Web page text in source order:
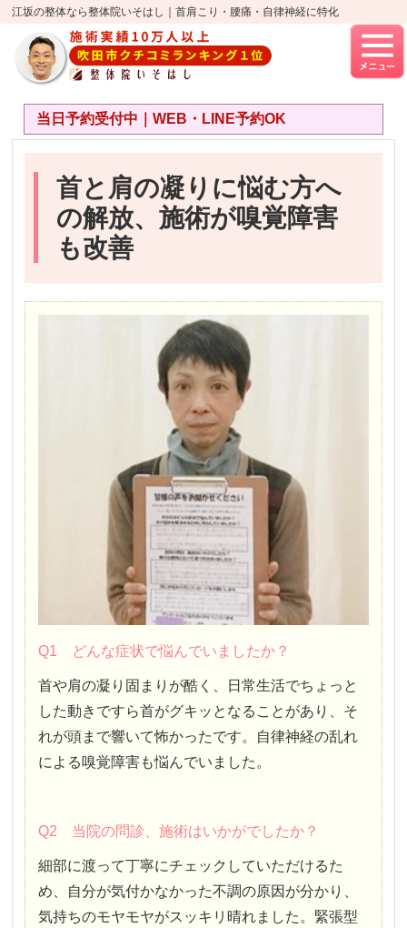
江坂の整体なら整体院いそはし｜首肩こり・腰痛・自律神経に特化
当日予約受付中｜WEB・LINE予約OK
首と肩の凝りに悩む方へ
の解放、施術が嗅覚障害
も改善
Q1 どんな症状で悩んでいましたか？
首や肩の凝り固まりが酷く、日常生活でちょっと
した動きですら首がグキッとなることがあり、そ
れが頭まで響いて怖かったです。自律神経の乱れ
による嗅覚障害も悩んでいました。
Q2 当院の問診、施術はいかがでしたか？
細部に渡って丁寧にチェックしていただけるた
め、自分が気付かなかった不調の原因が分かり、
気持ちのモヤモヤがスッキリ晴れました。緊張型